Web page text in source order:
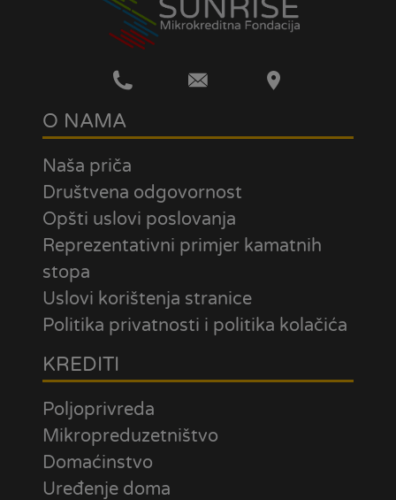
O NAMA
Naša priča
Društvena odgovornost
Opšti uslovi poslovanja
Reprezentativni primjer kamatnih
stopa
Uslovi korištenja stranice
Politika privatnosti i politika kolačića
KREDITI
Poljoprivreda
Mikropreduzetništvo
Domaćinstvo
Uređenje doma